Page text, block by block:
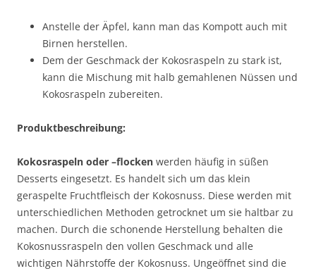
Anstelle der Äpfel, kann man das Kompott auch mit
Birnen herstellen.
Dem der Geschmack der Kokosraspeln zu stark ist,
kann die Mischung mit halb gemahlenen Nüssen und
Kokosraspeln zubereiten.
Produktbeschreibung:
Kokosraspeln oder –flocken werden häufig in süßen
Desserts eingesetzt. Es handelt sich um das klein
geraspelte Fruchtfleisch der Kokosnuss. Diese werden mit
unterschiedlichen Methoden getrocknet um sie haltbar zu
machen. Durch die schonende Herstellung behalten die
Kokosnussraspeln den vollen Geschmack und alle
wichtigen Nährstoffe der Kokosnuss. Ungeöffnet sind die